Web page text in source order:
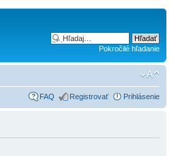
Pokročilé hľadanie
FAQ Registrovať Prihlásenie